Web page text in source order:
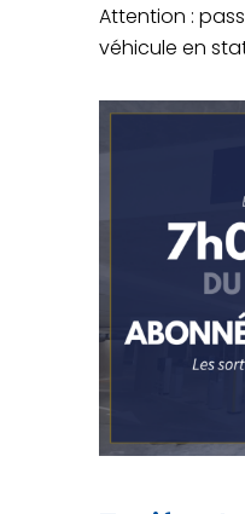
Attention :
véhicule en